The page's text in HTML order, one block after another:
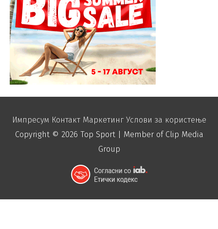
Импресум Контакт Маркетинг Услови за користење
Copyright © 2026 Top Sport| Member of Clip Media
Group